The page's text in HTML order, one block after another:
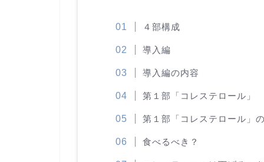
４部構成
導入編
導入編の内容
第１部「コレステロール」
第１部「コレステロール」
食べるべき？